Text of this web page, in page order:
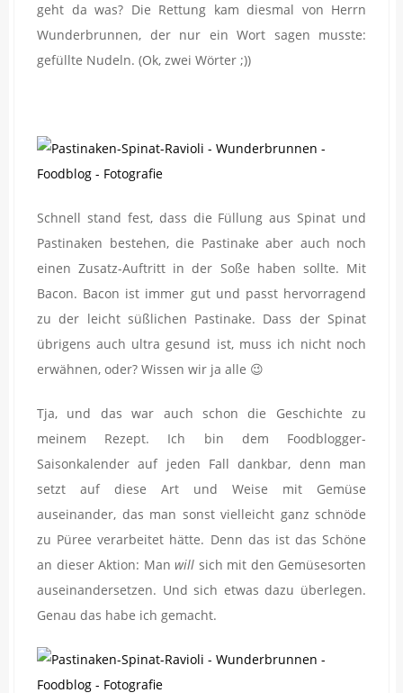
geht da was? Die Rettung kam diesmal von Herrn
Wunderbrunnen, der nur ein Wort sagen musste:
gefüllte Nudeln. (Ok, zwei Wörter ;))
Schnell stand fest, dass die Füllung aus Spinat und
Pastinaken bestehen, die Pastinake aber auch noch
einen Zusatz-Auftritt in der Soße haben sollte. Mit
Bacon. Bacon ist immer gut und passt hervorragend
zu der leicht süßlichen Pastinake. Dass der Spinat
übrigens auch ultra gesund ist, muss ich nicht noch
erwähnen, oder? Wissen wir ja alle 😉
Tja, und das war auch schon die Geschichte zu
meinem Rezept. Ich bin dem Foodblogger-
Saisonkalender auf jeden Fall dankbar, denn man
setzt auf diese Art und Weise mit Gemüse
auseinander, das man sonst vielleicht ganz schnöde
zu Püree verarbeitet hätte. Denn das ist das Schöne
an dieser Aktion: Man will sich mit den Gemüsesorten
auseinandersetzen. Und sich etwas dazu überlegen.
Genau das habe ich gemacht.